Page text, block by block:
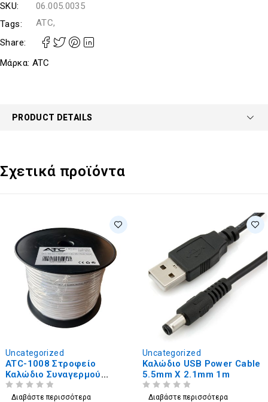
SKU:
06.005.0035
Tags:
ATC,
Share:
Μάρκα: ATC
PRODUCT DETAILS
Σχετικά προϊόντα
Uncategorized
ATC-1008 Στροφείο
Καλώδιο Συναγερμού
8x0.22 με Θωράκιση
100m
Διαβάστε περισσότερα
Uncategorized
Καλώδιο USB Power Cable
5.5mm X 2.1mm 1m
Διαβάστε περισσότερα